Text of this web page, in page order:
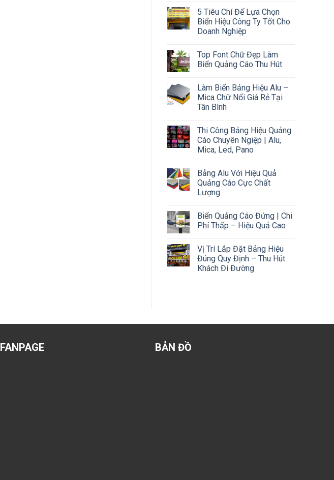
5 Tiêu Chí Để Lựa Chọn
Biển Hiệu Công Ty Tốt Cho
Doanh Nghiệp
Top Font Chữ Đẹp Làm
Biển Quảng Cáo Thu Hút
Làm Biển Bảng Hiệu Alu –
Mica Chữ Nổi Giá Rẻ Tại
Tân Bình
Thi Công Bảng Hiệu Quảng
Cáo Chuyên Ngiệp | Alu,
Mica, Led, Pano
Bảng Alu Với Hiệu Quả
Quảng Cáo Cực Chất
Lượng
Biển Quảng Cáo Đứng | Chi
Phí Thấp – Hiệu Quả Cao
Vị Trí Lắp Đặt Bảng Hiệu
Đúng Quy Định – Thu Hút
Khách Đi Đường
FANPAGE BẢN ĐỒ